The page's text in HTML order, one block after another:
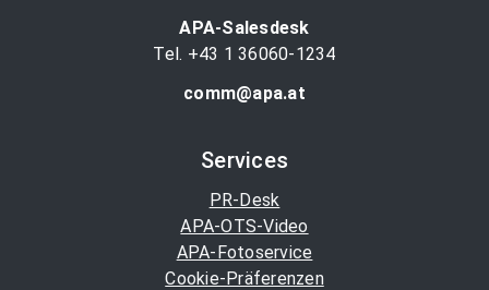
APA-Salesdesk
Tel. +43 1 36060-1234
comm@apa.at
Services
PR-Desk
APA-OTS-Video
APA-Fotoservice
Cookie-Präferenzen